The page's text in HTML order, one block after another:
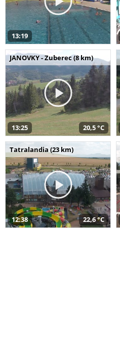
13:19
JANOVKY - Zuberec (8 km)
13:25 20,5 °C
Tatralandia (23 km)
12:38 22,6 °C